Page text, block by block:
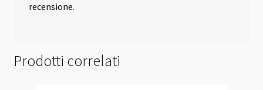
recensione.
Prodotti correlati